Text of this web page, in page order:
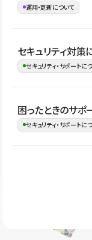
ージをご覧ください。
運用・更新について
はい。CMSやコン
ことで、デザイン
ながらレイアウトに
す。
セキュリティ対策
セキュリティ・サポートに
Studioでは、公開サ
の暗号化、データ
はSSL/TLSによる
困ったときのサポ
セキュリティ・サポートに
操作方法や機能に
ユーザー同士で質